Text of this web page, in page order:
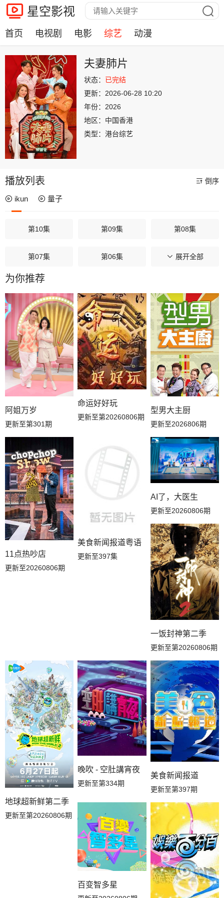
星空影视
首页 电视剧 电影 综艺 动漫
夫妻肺片
状态： 已完结
更新： 2026-06-28 10:20
年份： 2026
地区： 中国香港
类型： 港台综艺
播放列表 倒序
ikun 量子
第10集 第09集 第08集
第07集 第06集 第05集
第04集
第01集
展开全部
为你推荐
阿姐万岁
更新至第301期
命运好好玩
更新至第20260806期
型男大主厨
更新至2026806期
11点热吵店
更新至20260806期
美食新闻报道粤语
更新至397集
AI了，大医生
更新至20260806期
一饭封神第二季
更新至第20260806期
地球超新鲜第二季
更新至第20260806期
晚吹 - 空肚講宵夜
更新至第334期
美食新闻报道
更新至第397期
百变智多星